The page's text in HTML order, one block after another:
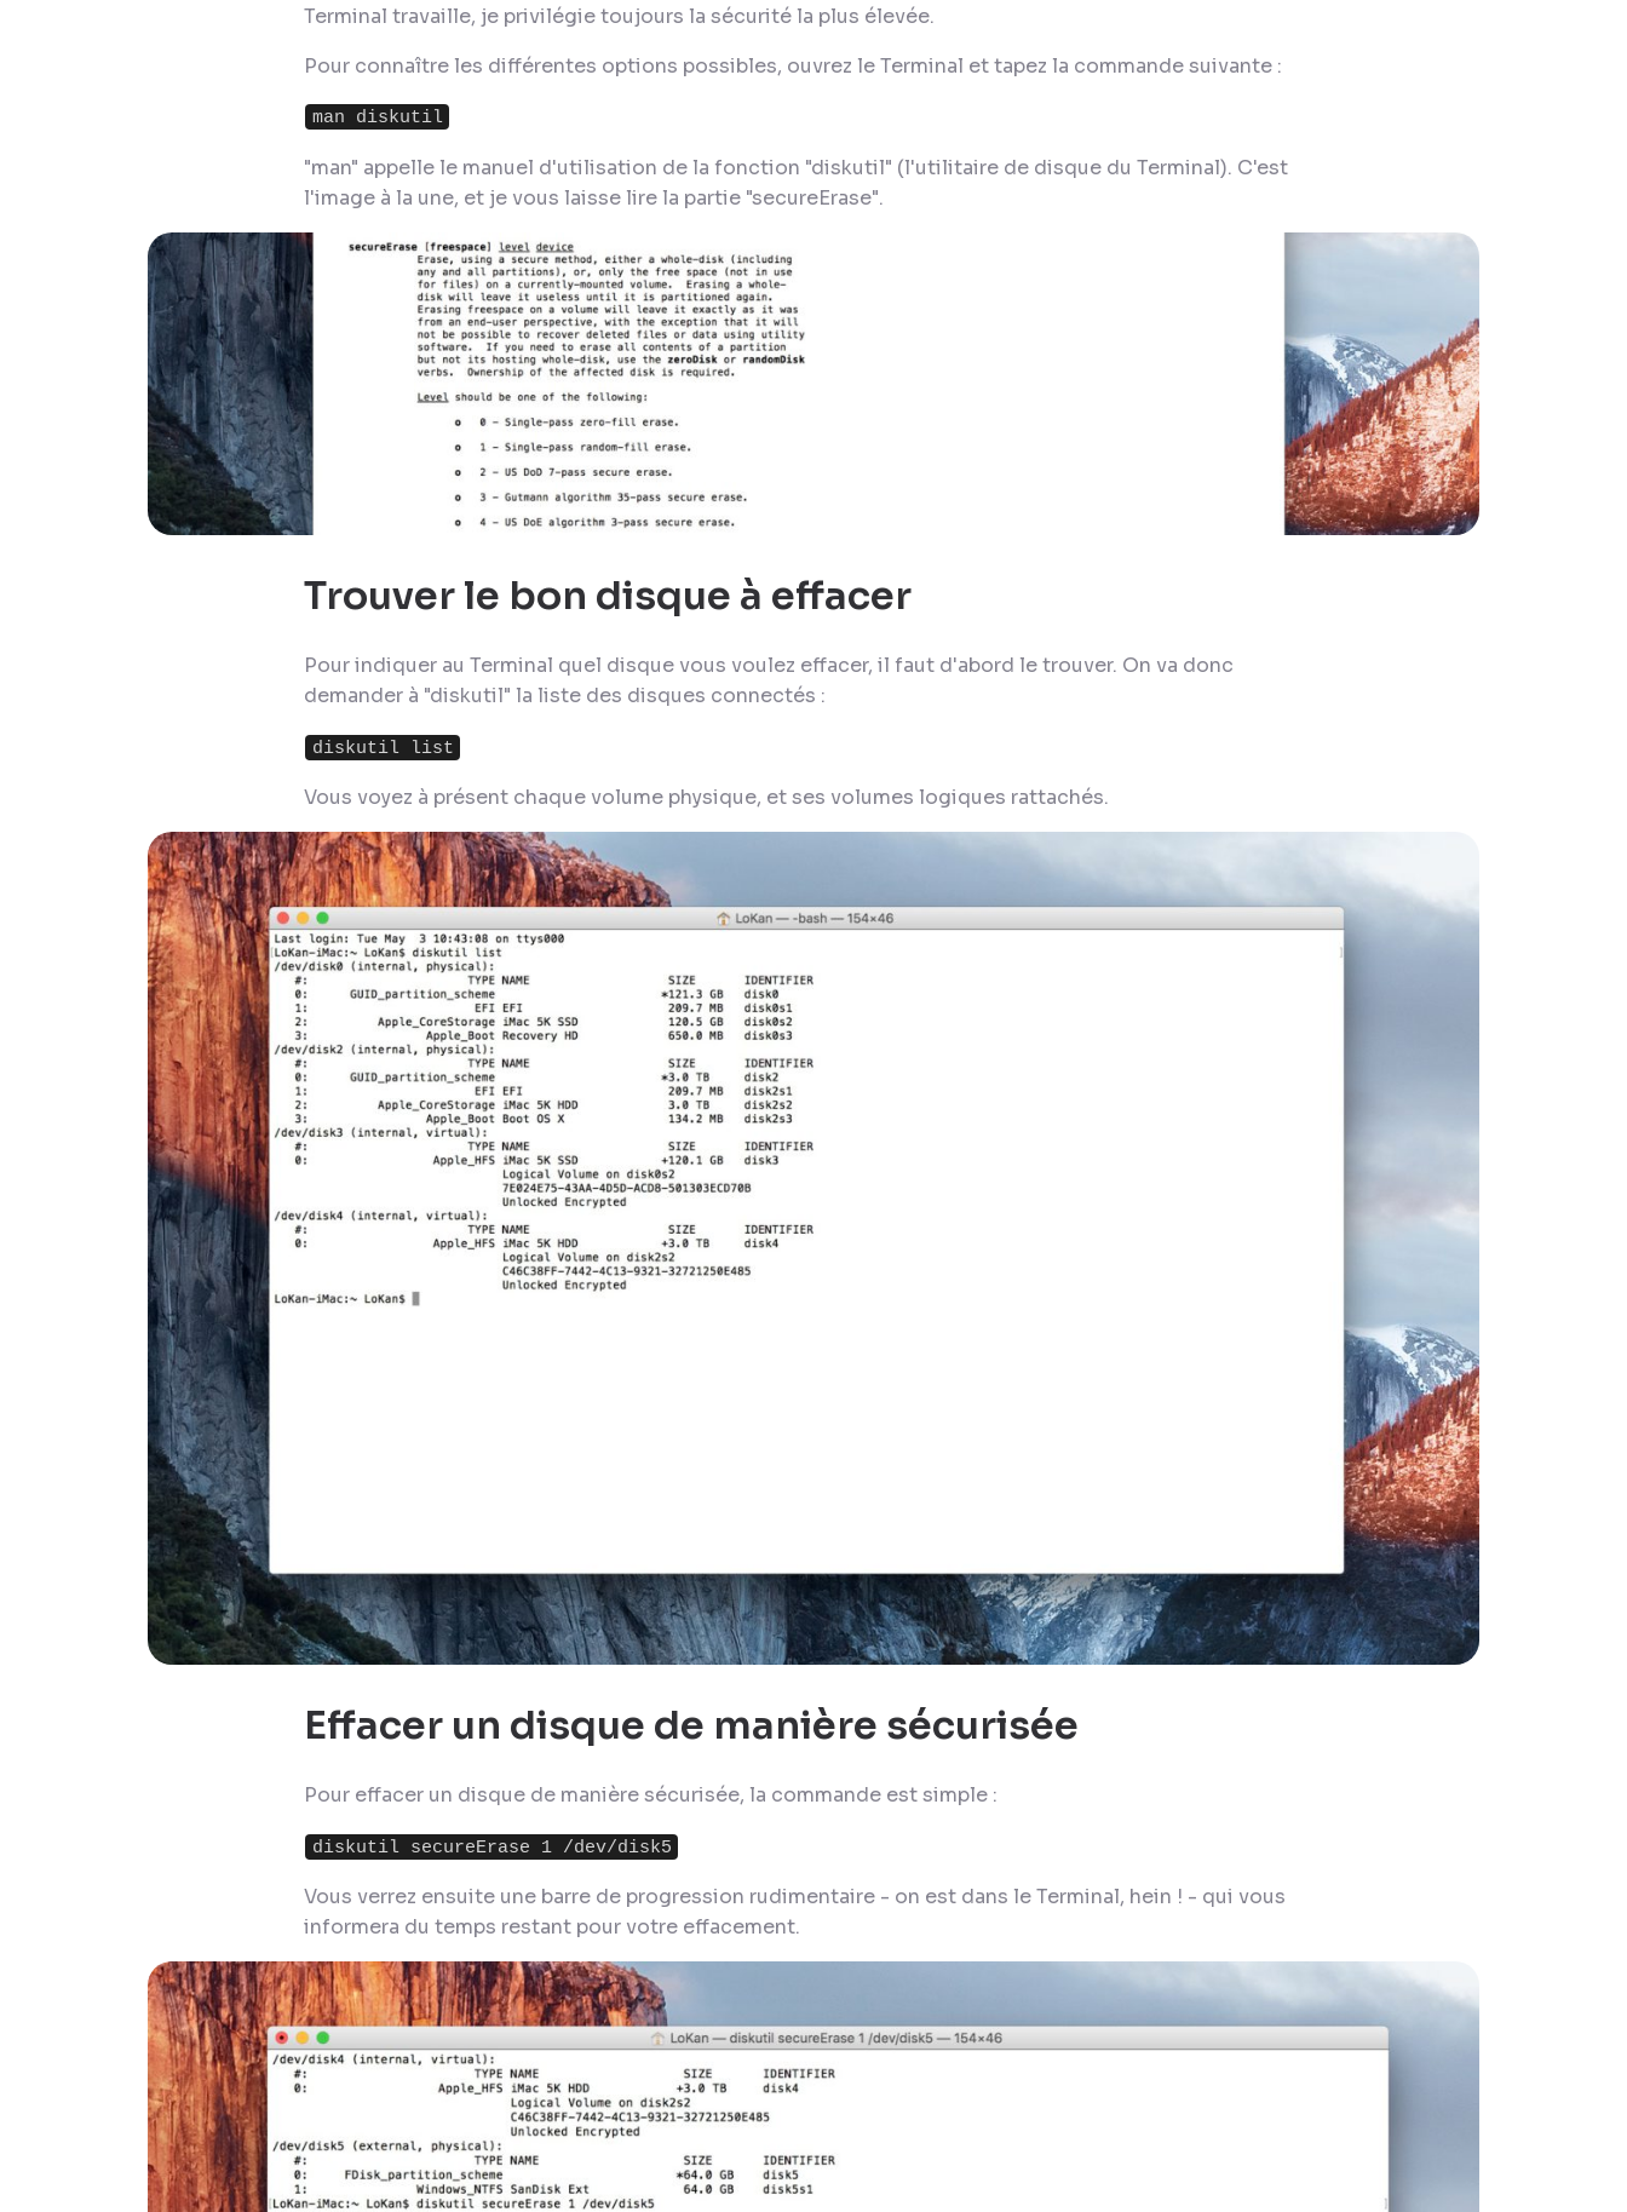
Terminal travaille, je privilégie toujours la sécurité la plus élevée.
Pour connaître les différentes options possibles, ouvrez le Terminal et tapez la commande suivante :
man diskutil
"man" appelle le manuel d'utilisation de la fonction "diskutil" (l'utilitaire de disque du Terminal). C'est
l'image à la une, et je vous laisse lire la partie "secureErase".
Trouver le bon disque à effacer
Pour indiquer au Terminal quel disque vous voulez effacer, il faut d'abord le trouver. On va donc
demander à "diskutil" la liste des disques connectés :
diskutil list
Vous voyez à présent chaque volume physique, et ses volumes logiques rattachés.
Effacer un disque de manière sécurisée
Pour effacer un disque de manière sécurisée, la commande est simple :
diskutil secureErase 1 /dev/disk5
Vous verrez ensuite une barre de progression rudimentaire - on est dans le Terminal, hein ! - qui vous
informera du temps restant pour votre effacement.